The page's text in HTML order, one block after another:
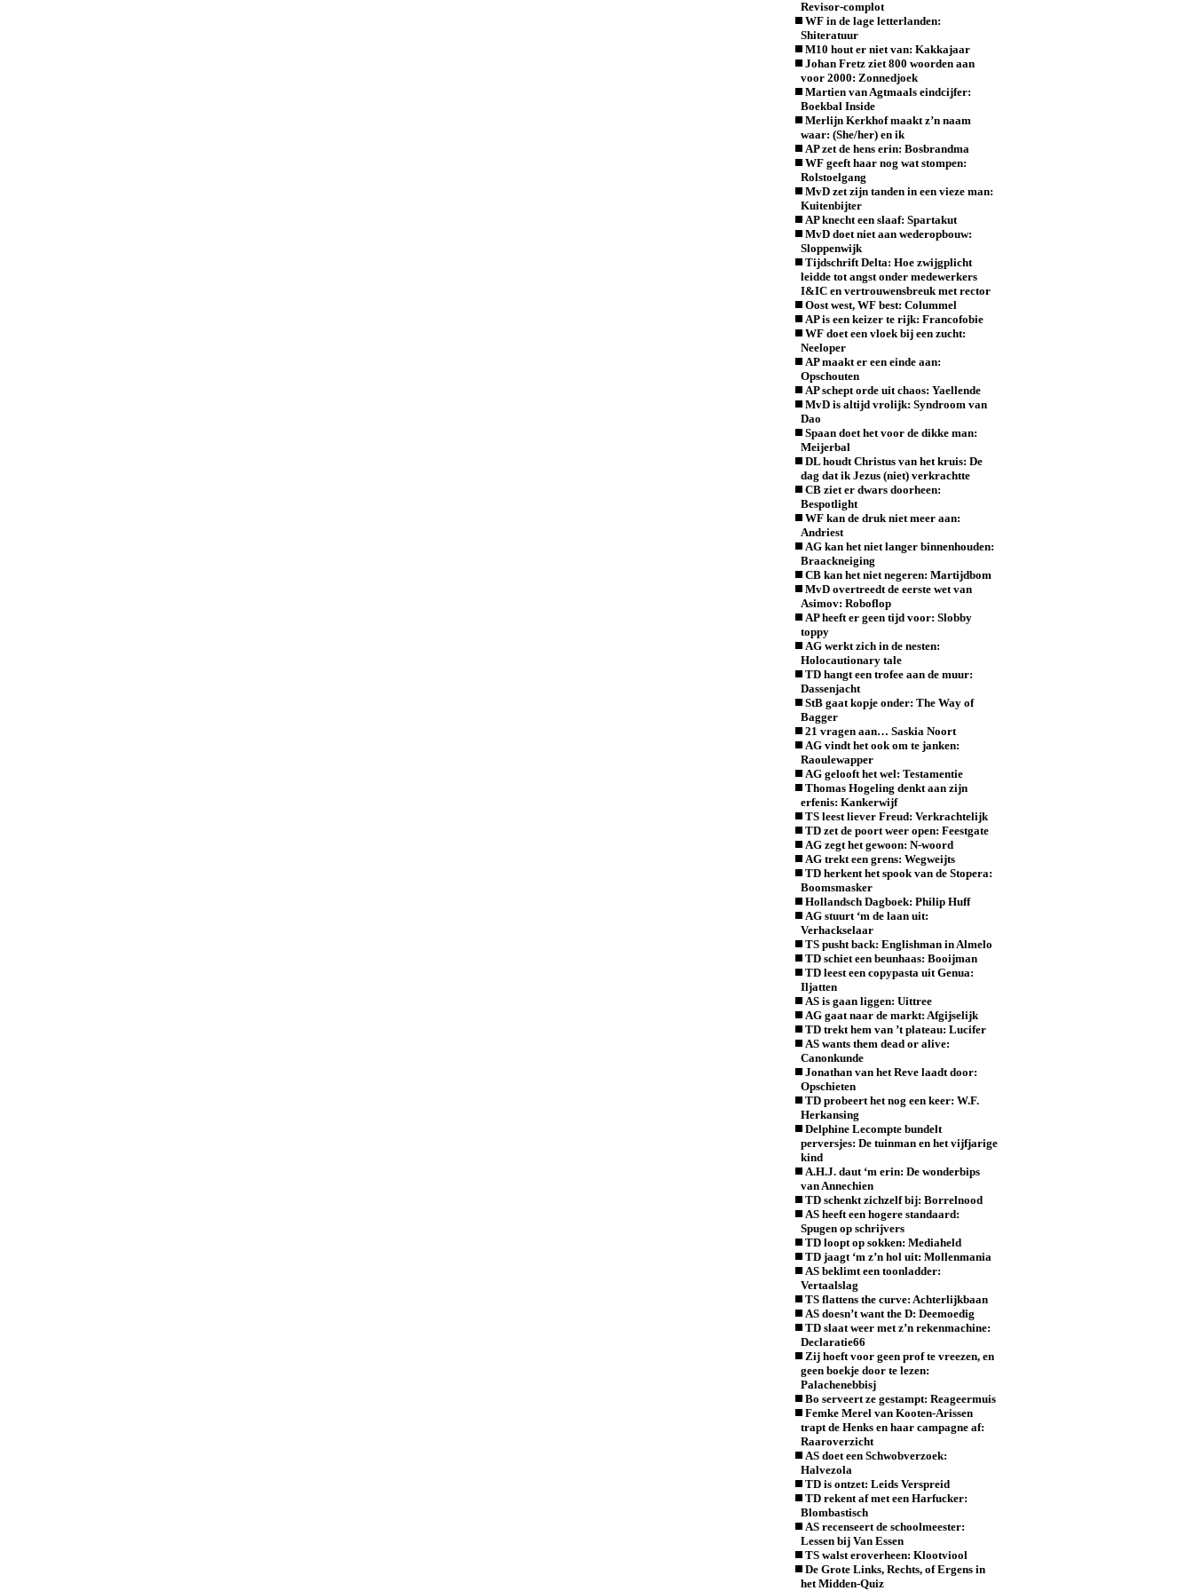
Revisor-complot
WF in de lage letterlanden:
Shiteratuur
M10 hout er niet van: Kakkajaar
Johan Fretz ziet 800 woorden aan
voor 2000: Zonnedjoek
Martien van Agtmaals eindcijfer:
Boekbal Inside
Merlijn Kerkhof maakt z’n naam
waar: (She/her) en ik
AP zet de hens erin: Bosbrandma
WF geeft haar nog wat stompen:
Rolstoelgang
MvD zet zijn tanden in een vieze man:
Kuitenbijter
AP knecht een slaaf: Spartakut
MvD doet niet aan wederopbouw:
Sloppenwijk
Tijdschrift Delta: Hoe zwijgplicht
leidde tot angst onder medewerkers
I&IC en vertrouwensbreuk met rector
Oost west, WF best: Colummel
AP is een keizer te rijk: Francofobie
WF doet een vloek bij een zucht:
Neeloper
AP maakt er een einde aan:
Opschouten
AP schept orde uit chaos: Yaellende
MvD is altijd vrolijk: Syndroom van
Dao
Spaan doet het voor de dikke man:
Meijerbal
DL houdt Christus van het kruis: De
dag dat ik Jezus (niet) verkrachtte
CB ziet er dwars doorheen:
Bespotlight
WF kan de druk niet meer aan:
Andriest
AG kan het niet langer binnenhouden:
Braackneiging
CB kan het niet negeren: Martijdbom
MvD overtreedt de eerste wet van
Asimov: Roboflop
AP heeft er geen tijd voor: Slobby
toppy
AG werkt zich in de nesten:
Holocautionary tale
TD hangt een trofee aan de muur:
Dassenjacht
StB gaat kopje onder: The Way of
Bagger
21 vragen aan… Saskia Noort
AG vindt het ook om te janken:
Raoulewapper
AG gelooft het wel: Testamentie
Thomas Hogeling denkt aan zijn
erfenis: Kankerwijf
TS leest liever Freud: Verkrachtelijk
TD zet de poort weer open: Feestgate
AG zegt het gewoon: N-woord
AG trekt een grens: Wegweijts
TD herkent het spook van de Stopera:
Boomsmasker
Hollandsch Dagboek: Philip Huff
AG stuurt ‘m de laan uit:
Verhackselaar
TS pusht back: Englishman in Almelo
TD schiet een beunhaas: Booijman
TD leest een copypasta uit Genua:
Iljatten
AS is gaan liggen: Uittree
AG gaat naar de markt: Afgijselijk
TD trekt hem van ’t plateau: Lucifer
AS wants them dead or alive:
Canonkunde
Jonathan van het Reve laadt door:
Opschieten
TD probeert het nog een keer: W.F.
Herkansing
Delphine Lecompte bundelt
perversjes: De tuinman en het vijfjarige
kind
A.H.J. daut ‘m erin: De wonderbips
van Annechien
TD schenkt zichzelf bij: Borrelnood
AS heeft een hogere standaard:
Spugen op schrijvers
TD loopt op sokken: Mediaheld
TD jaagt ‘m z’n hol uit: Mollenmania
AS beklimt een toonladder:
Vertaalslag
TS flattens the curve: Achterlijkbaan
AS doesn’t want the D: Deemoedig
TD slaat weer met z’n rekenmachine:
Declaratie66
Zij hoeft voor geen prof te vreezen, en
geen boekje door te lezen:
Palachenebbisj
Bo serveert ze gestampt: Reageermuis
Femke Merel van Kooten-Arissen
trapt de Henks en haar campagne af:
Raaroverzicht
AS doet een Schwobverzoek:
Halvezola
TD is ontzet: Leids Verspreid
TD rekent af met een Harfucker:
Blombastisch
AS recenseert de schoolmeester:
Lessen bij Van Essen
TS walst eroverheen: Klootviool
De Grote Links, Rechts, of Ergens in
het Midden-Quiz